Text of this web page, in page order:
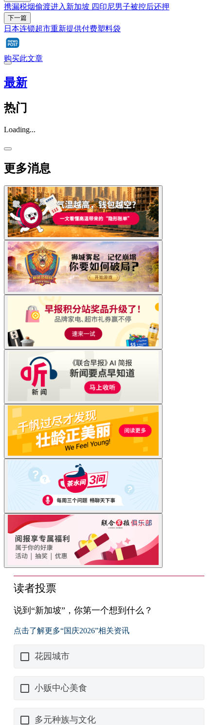
携漏税烟偷渡进入新加坡 四印尼男子被控后还押
下一篇
日本连锁超市重新提供付费塑料袋
购买此文章
最新
热门
Loading...
更多消息